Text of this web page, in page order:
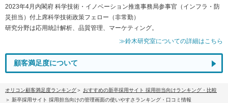
2023年4月内閣府 科学技術・イノベーション推進事務局参事官（インフラ・防
災担当）付上席科学技術政策フェロー（非常勤）
研究分野は応用統計解析、品質管理、マーケティング。
≫鈴木研究室についての詳細はこちら
顧客満足度について
オリコン顧客満足度ランキング
おすすめの新卒採用サイト 採用担当向けランキング・比較
新卒採用サイト 採用担当向けの管理画面の使いやすさランキング・口コミ情報